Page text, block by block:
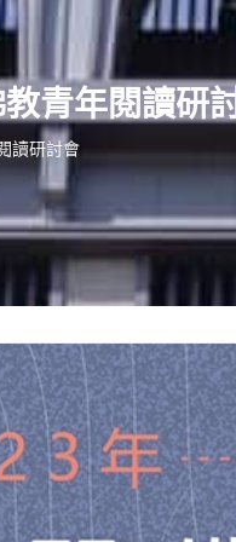
青年閱讀研
讀研討會